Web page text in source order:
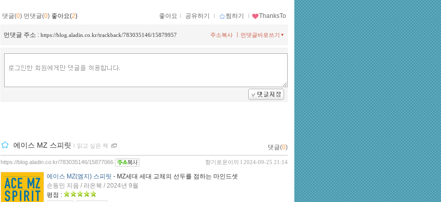
댓글(0) 먼댓글(0) 좋아요(2) 좋아요 ｌ 공유하기 ｌ 찜하기 ｌ ThanksTo
먼댓글 주소 : https://blog.aladin.co.kr/trackback/783035146/15879957 먼댓글바로쓰기
주소복사
에이스 MZ 스피릿 ｌ 읽고 싶은 책 댓글(0)
향기로운이끼 l 2024-09-25 21:14
https://blog.aladin.co.kr/783035146/15877066
에이스 MZ(엠지) 스피릿 - MZ세대 세대 교체의 선두를 점하는 마인드셋
손동민 지음 / 라온북 / 2024년 9월
평점 :